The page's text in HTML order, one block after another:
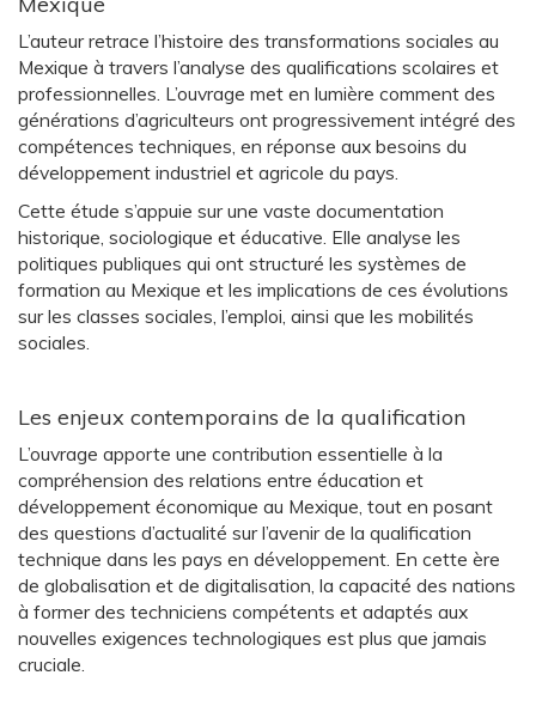
L’auteur retrace l’histoire des transformations sociales au
Mexique à travers l’analyse des qualifications scolaires et
professionnelles. L’ouvrage met en lumière comment des
générations d’agriculteurs ont progressivement intégré des
compétences techniques, en réponse aux besoins du
développement industriel et agricole du pays.
Cette étude s’appuie sur une vaste documentation
historique, sociologique et éducative. Elle analyse les
politiques publiques qui ont structuré les systèmes de
formation au Mexique et les implications de ces évolutions
sur les classes sociales, l’emploi, ainsi que les mobilités
sociales.
Les enjeux contemporains de la qualification
L’ouvrage apporte une contribution essentielle à la
compréhension des relations entre éducation et
développement économique au Mexique, tout en posant
des questions d’actualité sur l’avenir de la qualification
technique dans les pays en développement. En cette ère
de globalisation et de digitalisation, la capacité des nations
à former des techniciens compétents et adaptés aux
nouvelles exigences technologiques est plus que jamais
cruciale.